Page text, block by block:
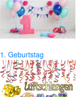
1. Geburtstag